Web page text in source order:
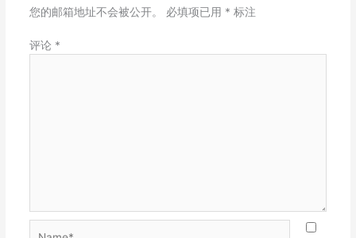
您的邮箱地址不会被公开。 必填项已用 * 标注
评论 *